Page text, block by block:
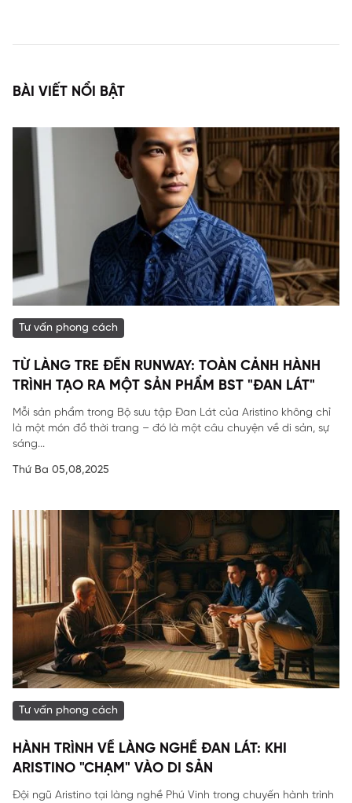
BÀI VIẾT NỔI BẬT
Tư vấn phong cách
TỪ LÀNG TRE ĐẾN RUNWAY: TOÀN CẢNH HÀNH
TRÌNH TẠO RA MỘT SẢN PHẨM BST "ĐAN LÁT"
Mỗi sản phẩm trong Bộ sưu tập Đan Lát của Aristino không chỉ
là một món đồ thời trang – đó là một câu chuyện về di sản, sự
sáng...
Thứ Ba 05,08,2025
Tư vấn phong cách
HÀNH TRÌNH VỀ LÀNG NGHỀ ĐAN LÁT: KHI
ARISTINO "CHẠM" VÀO DI SẢN
Đội ngũ Aristino tại làng nghề Phú Vinh trong chuyến hành trình